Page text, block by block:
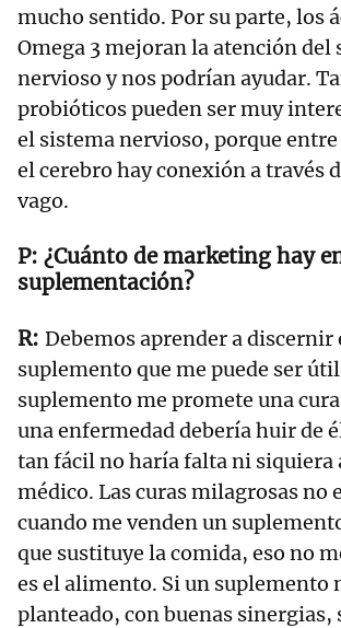
mucho sentido. Por su parte, los
Omega 3 mejoran la atención del
nervioso y nos podrían ayudar.
probióticos pueden ser muy
el sistema nervioso, porque
el cerebro hay conexión a través
vago.
¿Cuánto de marketing hay
suplementación?
Debemos aprender a discernir
suplemento que me puede ser
suplemento me promete una
una enfermedad debería huir de
tan fácil no haría falta ni siquiera
médico. Las curas milagrosas no
cuando me venden un
que sustituye la comida, eso no
es el alimento. Si un suplemento
planteado, con buenas sinergias,